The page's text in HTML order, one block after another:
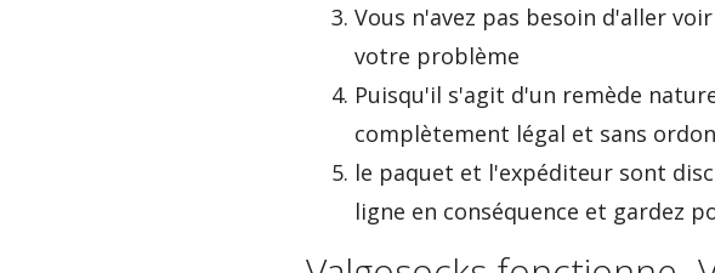
Vous n'avez pas besoin d'aller
votre problème
Puisqu'il s'agit d'un remède
complètement légal et sans
le paquet et l'expéditeur sont
ligne en conséquence et gardez